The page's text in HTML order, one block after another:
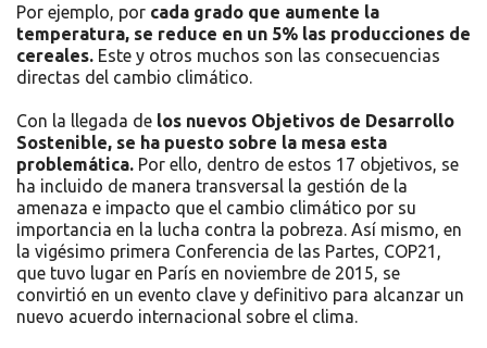
Por ejemplo, por cada grado que aumente la
temperatura, se reduce en un 5% las producciones de
cereales. Este y otros muchos son las consecuencias
directas del cambio climático.
Con la llegada de los nuevos Objetivos de Desarrollo
Sostenible, se ha puesto sobre la mesa esta
problemática. Por ello, dentro de estos 17 objetivos, se
ha incluido de manera transversal la gestión de la
amenaza e impacto que el cambio climático por su
importancia en la lucha contra la pobreza. Así mismo, en
la vigésimo primera Conferencia de las Partes, COP21,
que tuvo lugar en París en noviembre de 2015, se
convirtió en un evento clave y definitivo para alcanzar un
nuevo acuerdo internacional sobre el clima.